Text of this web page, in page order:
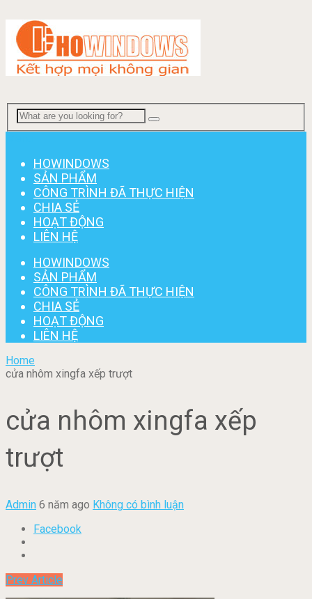
HOWINDOWS
SẢN PHẨM
CÔNG TRÌNH ĐÃ THỰC HIỆN
CHIA SẺ
HOẠT ĐỘNG
LIÊN HỆ
HOWINDOWS
SẢN PHẨM
CÔNG TRÌNH ĐÃ THỰC HIỆN
CHIA SẺ
HOẠT ĐỘNG
LIÊN HỆ
Home
cửa nhôm xingfa xếp trượt
cửa nhôm xingfa xếp
trượt
Admin 6 năm ago Không có bình luận
Facebook
Prev Article